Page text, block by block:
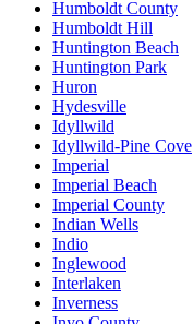
Humboldt County
Humboldt Hill
Huntington Beach
Huntington Park
Huron
Hydesville
Idyllwild
Idyllwild-Pine Cove
Imperial
Imperial Beach
Imperial County
Indian Wells
Indio
Inglewood
Interlaken
Inverness